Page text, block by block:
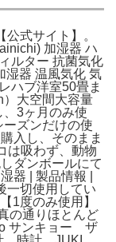
式サイト】。
加湿器 ハ
ルター 抗菌気化
湿器 温風気化 気
ハブ洋室50畳ま
）大空間大容量
3ヶ月のみ使
ズンだけの使
入し、そのまま
は吸わず、動物
ダンボールにて
器 | 製品情報 |
一切使用してい
1度のみ使用】
の通りほとんど
サンキョー ザ